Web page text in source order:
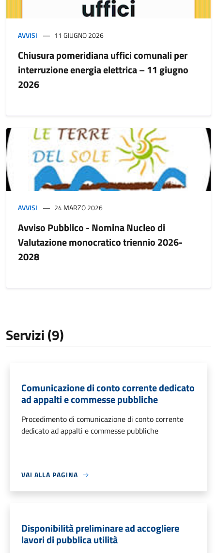
AVVISI 11 GIUGNO 2026
Chiusura pomeridiana uffici comunali per
interruzione energia elettrica – 11 giugno
2026
AVVISI 24 MARZO 2026
Avviso Pubblico - Nomina Nucleo di
Valutazione monocratico triennio 2026-
2028
Servizi (9)
Comunicazione di conto corrente dedicato
ad appalti e commesse pubbliche
Procedimento di comunicazione di conto corrente
dedicato ad appalti e commesse pubbliche
VAI ALLA PAGINA
Disponibilità preliminare ad accogliere
lavori di pubblica utilità